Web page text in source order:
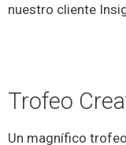
nuestro cliente
Trofeo
Un magnífico